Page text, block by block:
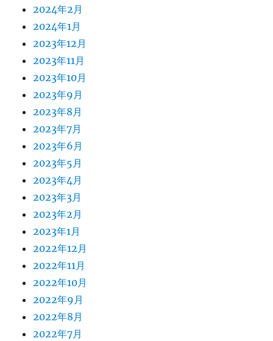
2024年2月
2024年1月
2023年12月
2023年11月
2023年10月
2023年9月
2023年8月
2023年7月
2023年6月
2023年5月
2023年4月
2023年3月
2023年2月
2023年1月
2022年12月
2022年11月
2022年10月
2022年9月
2022年8月
2022年7月